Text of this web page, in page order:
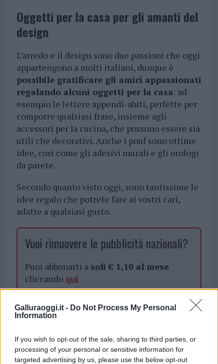
Galluraoggi.it - Do Not Process My Personal
Information
If you wish to opt-out of the sale, sharing to third parties, or
processing of your personal or sensitive information for
targeted advertising by us, please use the below opt-out
Oggetti per la casa per gli amanti del
design
L’arredo e il design sono due passioni che oggi
appartengono a molti italiani, dunque è
possibile gratificare gli amici appassionati
regalando alcuni oggetti per la casa: ad
esempio le lettere appendi-abiti, perfette per
comporre qualsiasi frase, insieme agli
accessori per la cucina, che possono essere sia
utili che decorativi. Anche i pouf sono ottime
idee, così come gli adesivi murali e gli orologi
da parete.
Secondo quanto visto oggi, sono tantissime le
idee regalo che potrete fare ai vostri cari,
adatte a qualsiasi gusto.
Vuoi rimuovere le pubblicità nazionali?
Puoi abbonarti a soli € 1,10 al mese
cliccando qui
Sei già abbonato?
sezioneLogindal menù del sito o
cliccandoqui